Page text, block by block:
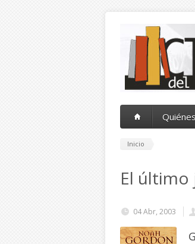
Inicio
El último
04 Abr, 2003